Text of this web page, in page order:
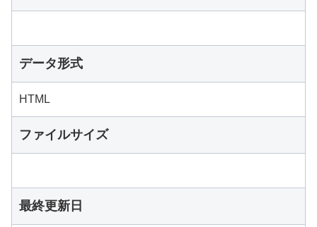
データ形式
HTML
ファイルサイズ
最終更新日